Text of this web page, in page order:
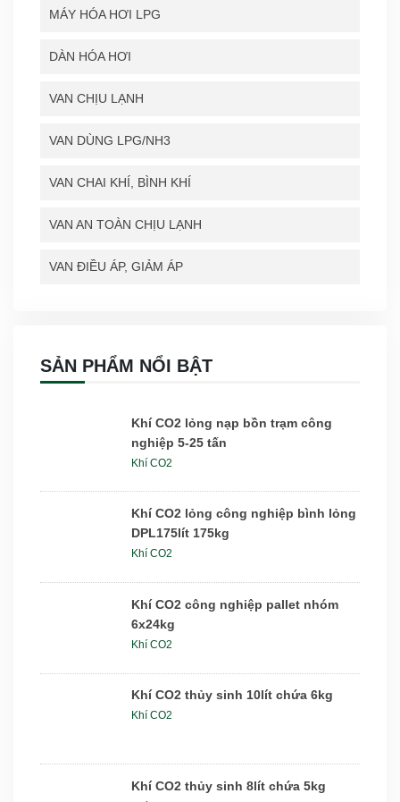
MÁY HÓA HƠI LPG
DÀN HÓA HƠI
VAN CHỊU LẠNH
VAN DÙNG LPG/NH3
VAN CHAI KHÍ, BÌNH KHÍ
VAN AN TOÀN CHỊU LẠNH
VAN ĐIỀU ÁP, GIẢM ÁP
SẢN PHẨM NỔI BẬT
Khí CO2 lỏng nạp bồn trạm công
nghiệp 5-25 tấn
Khí CO2
Khí CO2 lỏng công nghiệp bình lỏng
DPL175lít 175kg
Khí CO2
Khí CO2 công nghiệp pallet nhóm
6x24kg
Khí CO2
Khí CO2 thủy sinh 10lít chứa 6kg
Khí CO2
Khí CO2 thủy sinh 8lít chứa 5kg